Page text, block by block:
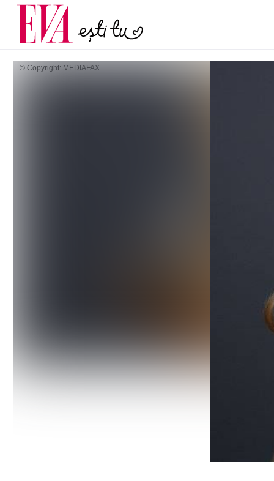
© Copyright: MEDIAFAX
Carieră
Actualitate